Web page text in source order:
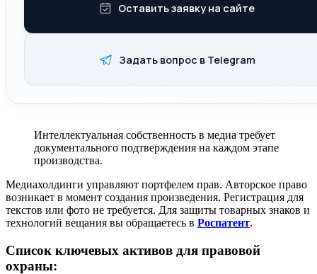
Оставить заявку на сайте
Задать вопрос в Telegram
Интеллектуальная собственность в медиа требует
документального подтверждения на каждом этапе
производства.
Медиахолдинги управляют портфелем прав. Авторское право
возникает в момент создания произведения. Регистрация для
текстов или фото не требуется. Для защиты товарных знаков и
технологий вещания вы обращаетесь в Роспатент.
Список ключевых активов для правовой
охраны: